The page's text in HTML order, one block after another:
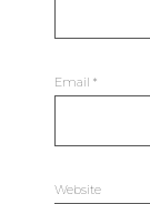
Email *
Website